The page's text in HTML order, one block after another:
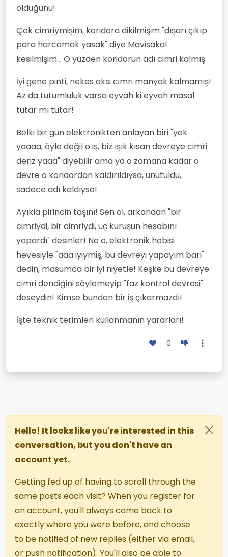
olduğunu!
Çok cimriymişim, koridora dikilmişim "dışarı çıkıp
para harcamak yasak" diye Mavisakal
kesilmişim... O yüzden koridorun adı cimri kalmış.
İyi gene pinti, nekes aksi cimri manyak kalmamış!
Az da tutumluluk varsa eyvah ki eyvah masal
tutar mı tutar!
Belki bir gün elektronikten anlayan biri "yok
yaaaa, öyle değil o iş, biz ışık kısan devreye cimri
deriz yaaa" diyebilir ama ya o zamana kadar o
devre o koridordan kaldırıldıysa, unutuldu,
sadece adı kaldıysa!
Ayıkla pirincin taşını! Sen öl, arkandan "bir
cimriydi, bir cimriydi, üç kuruşun hesabını
yapardı" desinler! Ne o, elektronik hobisi
hevesiyle "aaa iyiymiş, bu devreyi yapayım bari"
dedin, masumca bir iyi niyetle! Keşke bu devreye
cimri dendiğini söylemeyip "faz kontrol devresi"
deseydin! Kimse bundan bir iş çıkarmazdı!
İşte teknik terimleri kullanmanın yararları!
0
Hello! It looks like you're interested in this
conversation, but you don't have an
account yet.
Getting fed up of having to scroll through the
same posts each visit? When you register for
an account, you'll always come back to
exactly where you were before, and choose
to be notified of new replies (either via email,
or push notification). You'll also be able to